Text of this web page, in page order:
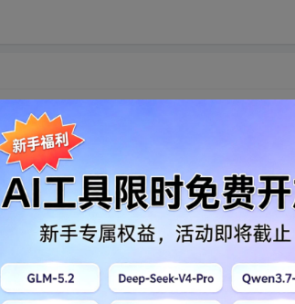
download/m0_65191343/